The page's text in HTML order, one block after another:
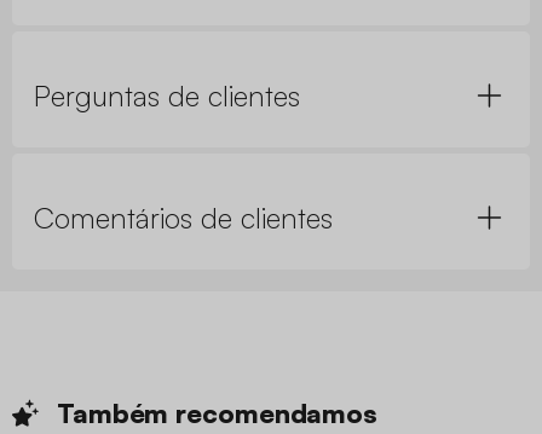
Perguntas de clientes
Comentários de clientes
Também recomendamos